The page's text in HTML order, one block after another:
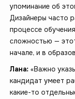
упоминание об
Дизайнеры часто
процессе
сложностью —
начале, и в
Лана: «Важно
кандидат умеет
какие-то